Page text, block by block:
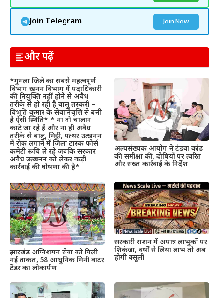
Join Telegram Join Now
और पढ़ें
*गुमला जिले का सबसे महत्वपूर्ण
विभाग खनन विभाग में पदाधिकारी
की नियुक्ति नहीं होने से अवैध
तरीके से हो रही है बालू तस्करी –
विभूति कुमार के सेवानिवृत्ति से बनी
है ऐसी स्थिति* * ना तो चालान
काटे जा रहे हैं और ना ही अवैध
तरीके से बालू, मिट्टी, पत्थर उत्खनन
में रोक लगाने में जिला टास्क फोर्स
कमेटी रूचि ले रहे जबकि सरकार
अवैध उत्खनन को लेकर कड़ी
कार्रवाई की घोषणा की है*
अल्पसंख्यक आयोग ने टंडवा कांड
की समीक्षा की, दोषियों पर त्वरित
और सख्त कार्रवाई के निर्देश
झारखंड अग्निशमन सेवा को मिली
नई ताकत, 58 आधुनिक मिनी वाटर
टेंडर का लोकार्पण
सरकारी राशन में अपात्र लाभुकों पर
शिकंजा, वर्षों से लिया लाभ तो अब
होगी वसूली